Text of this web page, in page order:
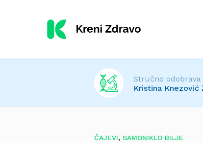
Stručno odobrava
Kristina Knezović
ČAJEVI, SAMONIKLO BILJE